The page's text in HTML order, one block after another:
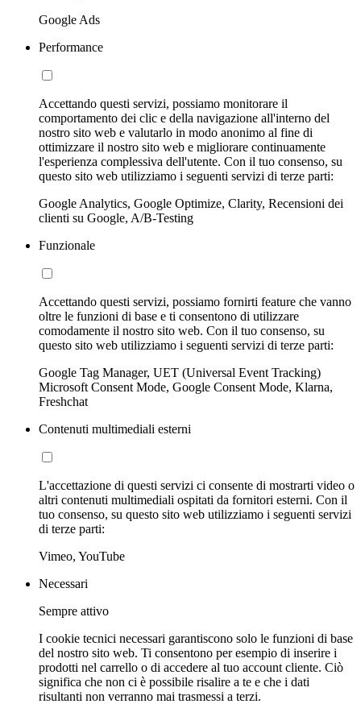
Google Ads
Performance
Accettando questi servizi, possiamo monitorare il
comportamento dei clic e della navigazione all'interno del
nostro sito web e valutarlo in modo anonimo al fine di
ottimizzare il nostro sito web e migliorare continuamente
l'esperienza complessiva dell'utente. Con il tuo consenso, su
questo sito web utilizziamo i seguenti servizi di terze parti:
Google Analytics, Google Optimize, Clarity, Recensioni dei
clienti su Google, A/B-Testing
Funzionale
Accettando questi servizi, possiamo fornirti feature che vanno
oltre le funzioni di base e ti consentono di utilizzare
comodamente il nostro sito web. Con il tuo consenso, su
questo sito web utilizziamo i seguenti servizi di terze parti:
Google Tag Manager, UET (Universal Event Tracking)
Microsoft Consent Mode, Google Consent Mode, Klarna,
Freshchat
Contenuti multimediali esterni
L'accettazione di questi servizi ci consente di mostrarti video o
altri contenuti multimediali ospitati da fornitori esterni. Con il
tuo consenso, su questo sito web utilizziamo i seguenti servizi
di terze parti:
Vimeo, YouTube
Necessari
Sempre attivo
I cookie tecnici necessari garantiscono solo le funzioni di base
del nostro sito web. Ti consentono per esempio di inserire i
prodotti nel carrello o di accedere al tuo account cliente. Ciò
significa che non ci è possibile risalire a te e che i dati
risultanti non verranno mai trasmessi a terzi.